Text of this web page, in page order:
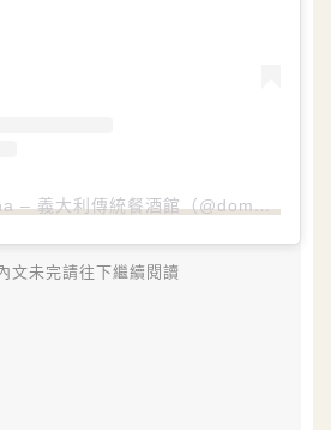
Domo De Sardegna – 義大利傳統餐酒館（@domodesardegna）分享的貼文
文未完請往下繼續閱讀